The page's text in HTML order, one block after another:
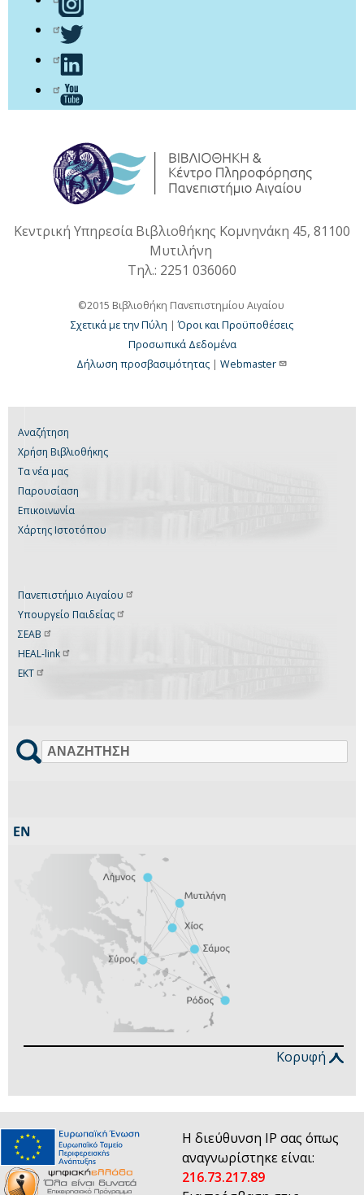
Κεντρική Υπηρεσία Βιβλιοθήκης Κομνηνάκη 45, 81100
Μυτιλήνη
Τηλ.: 2251 036060
©2015 Βιβλιοθήκη Πανεπιστημίου Αιγαίου
Σχετικά με την Πύλη |Όροι και Προϋποθέσεις
Προσωπικά Δεδομένα
Δήλωση προσβασιμότητας | Webmaster
Αναζήτηση
Χρήση Βιβλιοθήκης
Τα νέα μας
Παρουσίαση
Επικοινωνία
Χάρτης Ιστοτόπου
Πανεπιστήμιο Αιγαίου
Υπουργείο Παιδείας
ΣΕΑΒ
HEAL-link
ΕΚΤ
Αναζήτηση
Κορυφή
Η διεύθυνση IP σας όπως
αναγνωρίστηκε είναι:
216.73.217.89